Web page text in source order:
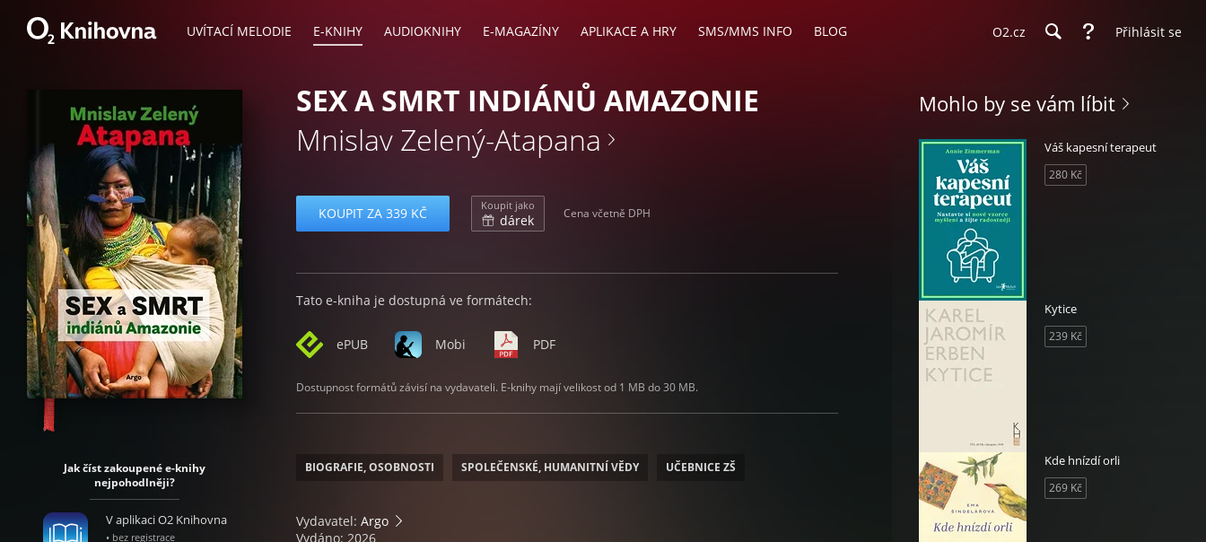
UVÍTACÍ MELODIE E-KNIHY AUDIOKNIHY E-MAGAZÍNY APLIKACE A HRY SMS/MMS INFO BLOG O2.cz Přihlásit se
Jak číst zakoupené e-knihy
nejpohodlněji?
V aplikaci O2 Knihovna
• bez registrace
SEX A SMRT INDIÁNŮ AMAZONIE
Mnislav Zelený-Atapana
KOUPIT ZA 339 KČ Koupit jako
dárek Cena včetně DPH
Tato e-kniha je dostupná ve formátech:
ePUB Mobi PDF
Dostupnost formátů závisí na vydavateli. E-knihy mají velikost od 1 MB do 30 MB.
BIOGRAFIE, OSOBNOSTI SPOLEČENSKÉ, HUMANITNÍ VĚDY UČEBNICE ZŠ
Vydavatel: Argo
Vydáno: 2026
Mohlo by se vám líbit
Váš kapesní terapeut
280 Kč
Kytice
239 Kč
Kde hnízdí orli
269 Kč